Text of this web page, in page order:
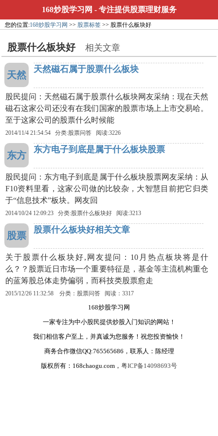
168炒股学习网 - 专注提供股票理财服务
您的位置:168炒股学习网 >> 股票标签 >> 股票什么板块好
股票什么板块好 相关文章
天然
天然磁石属于股票什么板块
股民提问：天然磁石属于股票什么板块网友采纳：现在天然
磁石这家公司还没有在我们国家的股票市场上上市交易哈。
至于这家公司的股票什么时候能
2014/11/4 21:54:54 分类:股票问答 阅读:3226
东方
东方电子到底是属于什么板块股票
股民提问：东方电子到底是属于什么板块股票网友采纳：从
F10资料里看，这家公司做的比较杂，大智慧目前把它归类
于“信息技术”板块。网友回
2014/10/24 12:09:23 分类:股票什么板块好 阅读:3213
股票
股票什么板块好相关文章
关于股票什么板块好,网友提问：10月热点板块将是什
么？？股票近日市场一个重要特征是，基金等主流机构重仓
的蓝筹股总体走势偏弱，而科技类股票愈走
2015/12/26 11:32:58 分类：股票问答 阅读：3317
168炒股学习网
一家专注为中小股民提供炒股入门知识的网站！
我们相信客户至上，并真诚为您服务！祝您投资愉快！
商务合作微信QQ:765565686，联系人：陈经理
版权所有：168chaogu.com， 粤ICP备14098693号